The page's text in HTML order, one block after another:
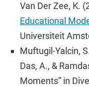
Van Der Zee, K.
Educational
Universiteit
Muftugil-Yalcin,
Das, A., &
Moments” in